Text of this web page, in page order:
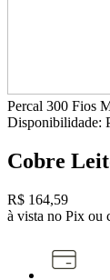
Percal 300 Fios
Disponibilidade:
Cobre
R$ 164,59
à vista no Pix ou